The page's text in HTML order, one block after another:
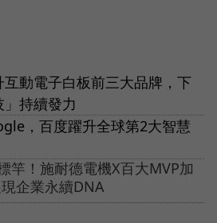
互動電子白板前三大品牌，下
持續發力
，百度躍升全球第2大智慧
竿！施耐德電機X百大MVP加
企業永續DNA